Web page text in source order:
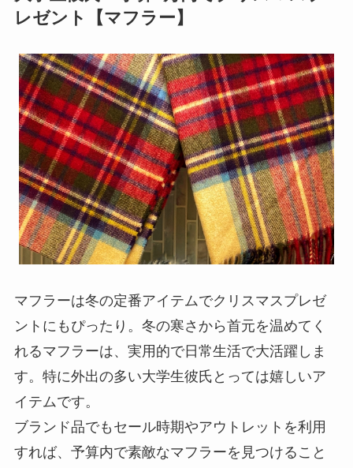
レゼント【マフラー】
マフラーは冬の定番アイテムでクリスマスプレゼ
ントにもぴったり。冬の寒さから首元を温めてく
れるマフラーは、実用的で日常生活で大活躍しま
す。特に外出の多い大学生彼氏とっては嬉しいア
イテムです。
ブランド品でもセール時期やアウトレットを利用
すれば、予算内で素敵なマフラーを見つけること